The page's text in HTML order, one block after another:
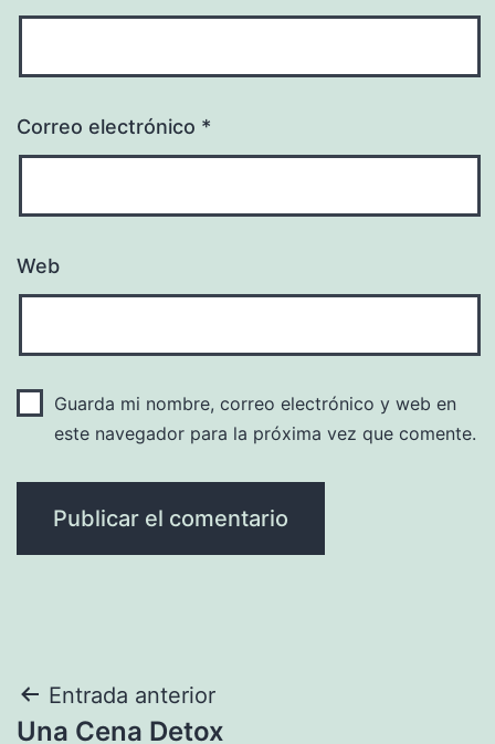
Correo electrónico *
Web
Guarda mi nombre, correo electrónico y web en
este navegador para la próxima vez que comente.
Navegación
Entrada anterior
Una Cena Detox